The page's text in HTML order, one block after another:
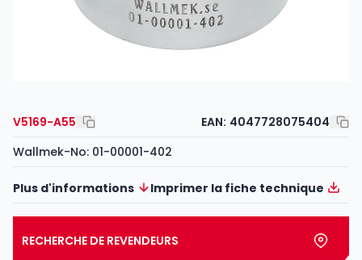
V5169-A55 EAN: 4047728075404
Wallmek-No: 01-00001-402
Plus d'informations Imprimer la fiche technique
RECHERCHE DE REVENDEURS